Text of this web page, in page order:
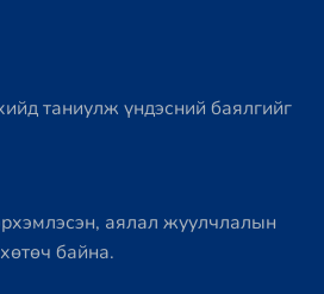
таниулж үндэсний баялгийг
аялал жуулчлалын
байна.